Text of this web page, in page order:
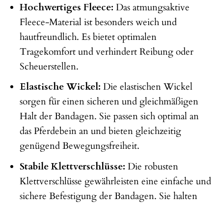
Hochwertiges Fleece: Das atmungsaktive
Fleece-Material ist besonders weich und
hautfreundlich. Es bietet optimalen
Tragekomfort und verhindert Reibung oder
Scheuerstellen.
Elastische Wickel: Die elastischen Wickel
sorgen für einen sicheren und gleichmäßigen
Halt der Bandagen. Sie passen sich optimal an
das Pferdebein an und bieten gleichzeitig
genügend Bewegungsfreiheit.
Stabile Klettverschlüsse: Die robusten
Klettverschlüsse gewährleisten eine einfache und
sichere Befestigung der Bandagen. Sie halten